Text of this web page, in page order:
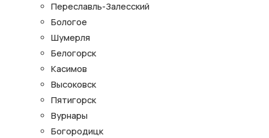
Переславль-Залесский
Бологое
Шумерля
Белогорск
Касимов
Высоковск
Пятигорск
Вурнары
Богородицк